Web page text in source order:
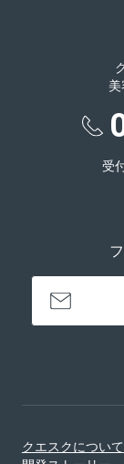
受
クエスクについて